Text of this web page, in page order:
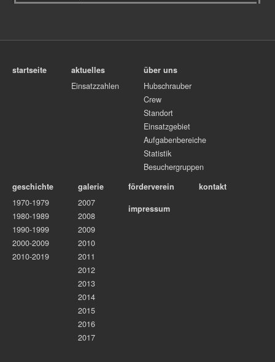
startseite
aktuelles
Einsatzzahlen
über uns
Hubschrauber
Crew
Standort
Einsatzgebiet
Aufgabenbereiche
Statistik
Besuchergruppen
geschichte
1970-1979
1980-1989
1990-1999
2000-2009
2010-2019
galerie
2007
2008
2009
2010
2011
2012
2013
2014
2015
2016
2017
förderverein
kontakt
impressum